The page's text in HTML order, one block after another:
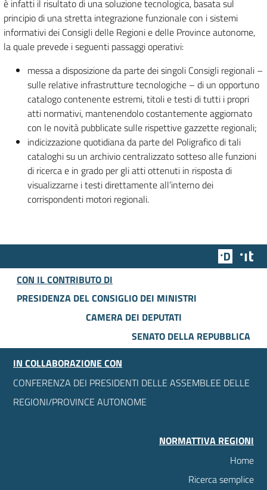
è infatti il risultato di una soluzione tecnologica, basata sul
principio di una stretta integrazione funzionale con i sistemi
informativi dei Consigli delle Regioni e delle Province autonome,
la quale prevede i seguenti passaggi operativi:
messa a disposizione da parte dei singoli Consigli regionali –
sulle relative infrastrutture tecnologiche – di un opportuno
catalogo contenente estremi, titoli e testi di tutti i propri
atti normativi, mantenendolo costantemente aggiornato
con le novità pubblicate sulle rispettive gazzette regionali;
indicizzazione quotidiana da parte del Poligrafico di tali
cataloghi su un archivio centralizzato sotteso alle funzioni
di ricerca e in grado per gli atti ottenuti in risposta di
visualizzarne i testi direttamente all’interno dei
corrispondenti motori regionali.
Team
CON IL CONTRIBUTO DI
PRESIDENZA DEL CONSIGLIO DEI MINISTRI
CAMERA DEI DEPUTATI
SENATO DELLA REPUBBLICA
IN COLLABORAZIONE CON
CONFERENZA DEI PRESIDENTI DELLE ASSEMBLEE DELLE
REGIONI/PROVINCE AUTONOME
NORMATTIVA REGIONI
Home
Ricerca semplice